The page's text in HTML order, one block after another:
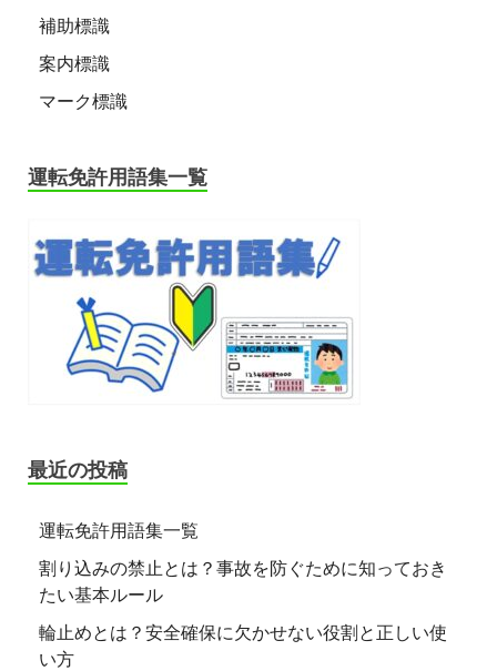
補助標識
案内標識
マーク標識
運転免許用語集一覧
最近の投稿
運転免許用語集一覧
割り込みの禁止とは？事故を防ぐために知っておき
たい基本ルール
輪止めとは？安全確保に欠かせない役割と正しい使
い方